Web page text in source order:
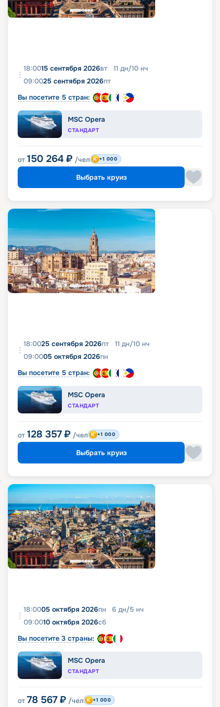
18:0015 сентября 2026вт 11 дн/10 нч
09:0025 сентября 2026пт
Вы посетите 5 стран:
MSC Opera
СТАНДАРТ
от 150 264 ₽ /чел +1 000
Выбрать круиз
18:0025 сентября 2026пт 11 дн/10 нч
09:0005 октября 2026пн
Вы посетите 5 стран:
MSC Opera
СТАНДАРТ
от 128 357 ₽ /чел +1 000
Выбрать круиз
18:0005 октября 2026пн 6 дн/5 нч
09:0010 октября 2026сб
Вы посетите 3 страны:
MSC Opera
СТАНДАРТ
от 78 567 ₽ /чел +1 000